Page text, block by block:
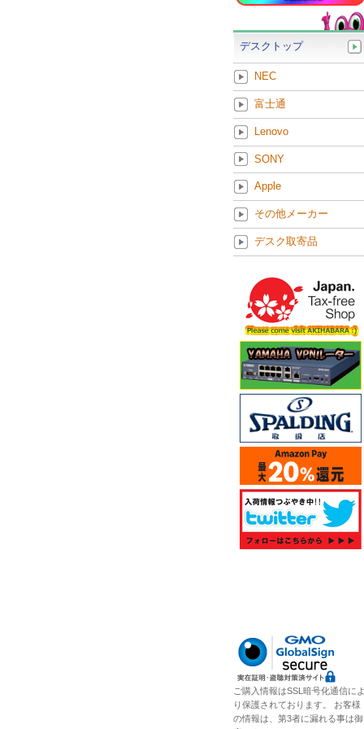
デスクトップ
NEC
富士通
Lenovo
SONY
Apple
その他メーカー
デスク取寄品
ご購入情報はSSL暗号化通信によ
り保護されております。 お客様
の情報は、第3者に漏れる事は御